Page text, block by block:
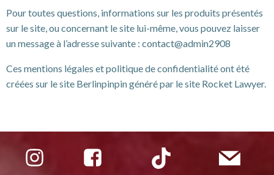
Pour toutes questions, informations sur les produits présentés
sur le site, ou concernant le site lui-même, vous pouvez laisser
un message à l’adresse suivante : contact@admin2908
Ces mentions légales et politique de confidentialité ont été
créées sur le site Berlinpinpin généré par le site Rocket Lawyer.